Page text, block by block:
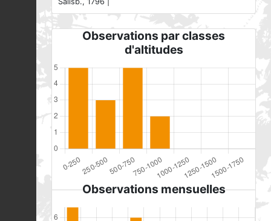
Observations par classes
d'altitudes
Observations mensuelles